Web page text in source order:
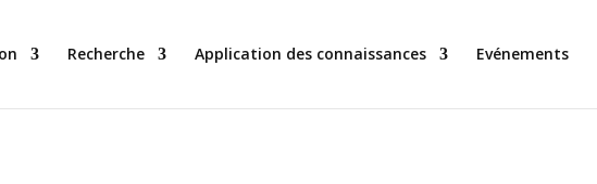
Recherche Application des connaissances Evénements